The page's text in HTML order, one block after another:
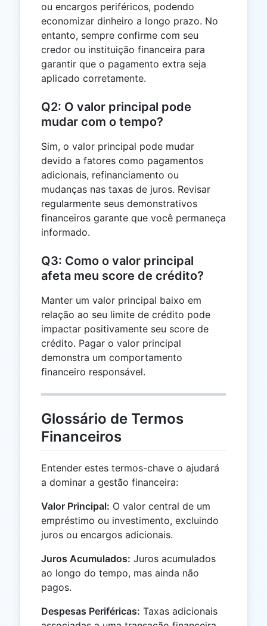
ou encargos periféricos, podendo
economizar dinheiro a longo prazo. No
entanto, sempre confirme com seu
credor ou instituição financeira para
garantir que o pagamento extra seja
aplicado corretamente.
Q2: O valor principal pode
mudar com o tempo?
Sim, o valor principal pode mudar
devido a fatores como pagamentos
adicionais, refinanciamento ou
mudanças nas taxas de juros. Revisar
regularmente seus demonstrativos
financeiros garante que você permaneça
informado.
Q3: Como o valor principal
afeta meu score de crédito?
Manter um valor principal baixo em
relação ao seu limite de crédito pode
impactar positivamente seu score de
crédito. Pagar o valor principal
demonstra um comportamento
financeiro responsável.
Glossário de Termos
Financeiros
Entender estes termos-chave o ajudará
a dominar a gestão financeira:
Valor Principal: O valor central de um
empréstimo ou investimento, excluindo
juros ou encargos adicionais.
Juros Acumulados: Juros acumulados
ao longo do tempo, mas ainda não
pagos.
Despesas Periféricas: Taxas adicionais